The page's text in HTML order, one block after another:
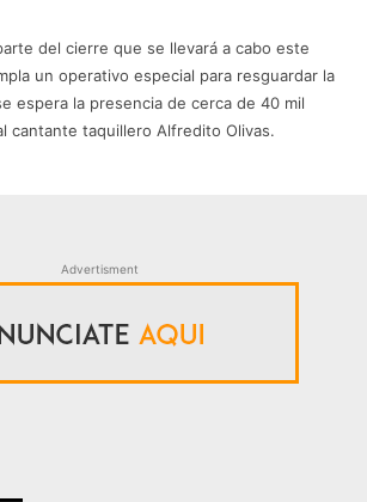
del cierre que se llevará a cabo este
un operativo especial para resguardar la
espera la presencia de cerca de 40 mil
cantante taquillero Alfredito Olivas.
Advertisment